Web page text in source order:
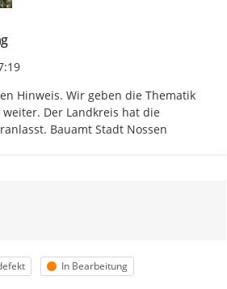
Hinweis. Wir geben die Thematik
Der Landkreis hat die
Bauamt Stadt Nossen
Äußerung
Status
In Bearbeitung